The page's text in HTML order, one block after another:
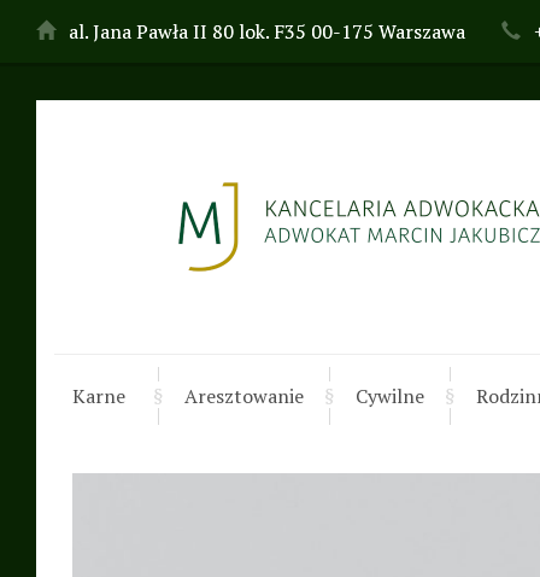
Jakubicz · Prawo
karne, rozwód,
alimenty, spadki,
Karne Aresztowanie Cywilne
al. Jana Pawła II 80 lok. F35 00-175 Warszawa